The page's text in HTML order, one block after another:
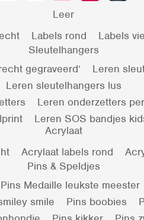
Leer
Labels rond Labels
Sleutelhangers
gegraveerd’ Leren
Leren sleutelhangers lus
Leren onderzetters
Leren SOS bandjes
Acrylaat
Acrylaat labels rond
Pins & Speldjes
Pins Medaille leukste meester
smile Pins boobies